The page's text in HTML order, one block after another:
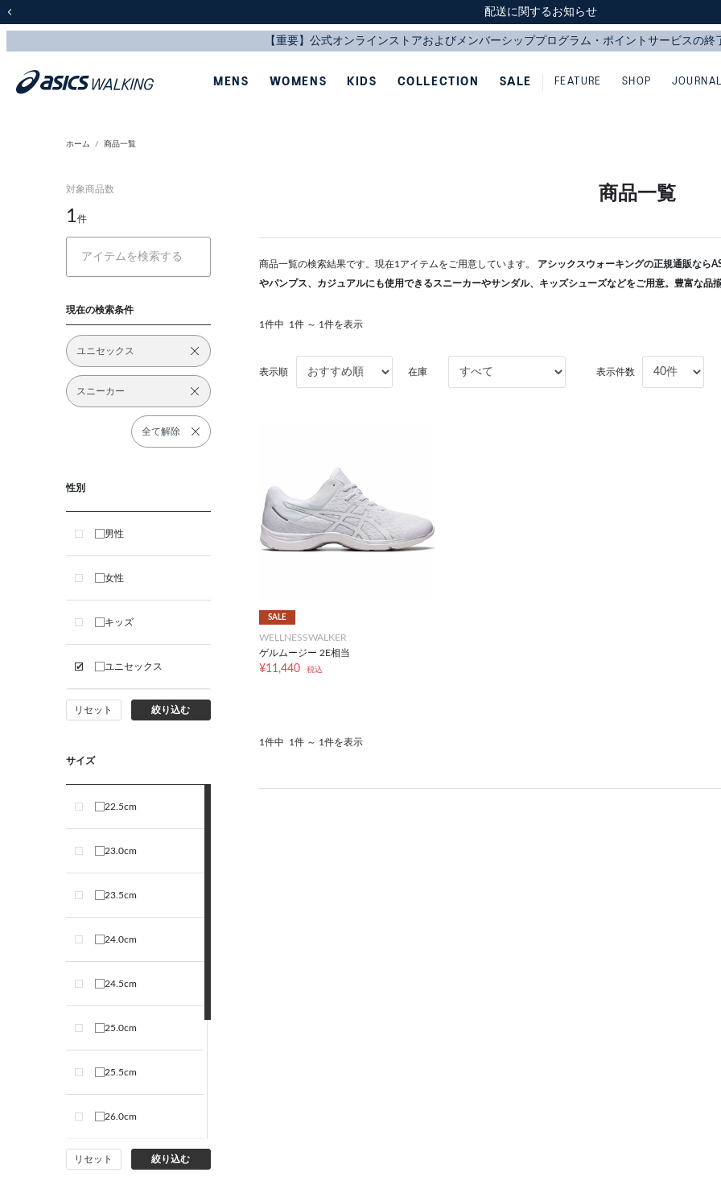
スクスク（SUKU2）価格改定のお知らせ
配送に関するお知らせ
スクスク（SUKU2）価格改定のお知らせ
配送に関するお知らせ
MENS WOMENS KIDS COLLECTION SALE FEATURE SHOP
ホーム 商品一覧
対象商品数
1件
現在の検索条件
ユニセックス
スニーカー
全て解除
性別
男性
女性
キッズ
ユニセックス
リセット 絞り込む
サイズ
22.5cm
23.0cm
23.5cm
24.0cm
24.5cm
25.0cm
25.5cm
26.0cm
26.5cm
リセット 絞り込む
商品一覧
商品一覧の検索結果です。現在1アイテムをご用意しています。 アシックスウォーキングの正規通販なら
やパンプス、カジュアルにも使用できるスニーカーやサンダル、キッズシューズなどをご用意。豊富な品
1件中 1件 ～ 1件を表示
表示順 在庫 表示件数
SALE
WELLNESSWALKER
ゲルムージー 2E相当
¥11,440 税込
1件中 1件 ～ 1件を表示